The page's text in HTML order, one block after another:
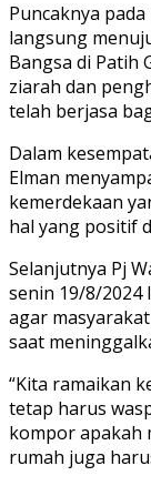
Puncaknya
langsung
Bangsa di Patih
ziarah dan
telah berjasa
Dalam
Elman
kemerdekaan
hal yang positif
Selanjutnya Pj
senin 19/8/2024
agar
saat
“Kita ramaikan
tetap harus
kompor apakah
rumah juga